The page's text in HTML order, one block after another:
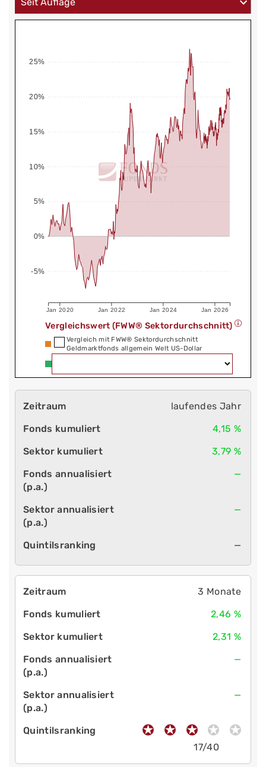
Jan 2020 Jan 2022 Jan 2024 Jan 2026
-5%
0%
5%
10%
15%
20%
25%
Vergleichswert (FWW® Sektordurchschnitt)
Vergleich mit FWW® Sektordurchschnitt
Geldmarktfonds allgemein Welt US-Dollar
laufendes Jahr
4,15 %
3,79 %
—
—
—
3 Monate
2,46 %
2,31 %
—
—
17/40